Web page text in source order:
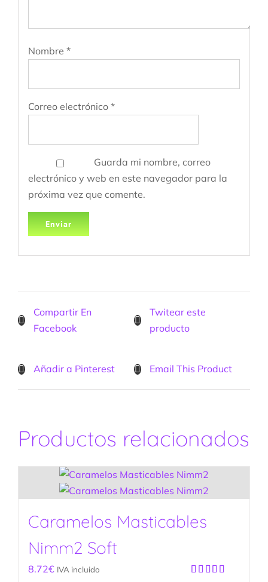
Nombre *
Correo electrónico *
Guarda mi nombre, correo
electrónico y web en este navegador para la
próxima vez que comente.
Compartir En
Facebook
Twitear este
producto
Añadir a Pinterest Email This Product
Productos relacionados
Caramelos Masticables
Nimm2 Soft
8.72€ IVA incluido